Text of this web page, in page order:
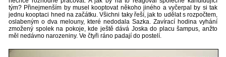
tým? Přinejmenším by musel kooptovat někoho jiného a vyčerpal by si tak
jednu kooptaci hned na začátku. Všichni taky řeší, jak to udělat s rozpočtem,
oslabeným o dva melouny, které nedodala Sazka. Zavírací hodina vyhání
zmožený spolek na pokoje, kde ještě dává Joska do placu šampus, anžto
měl nedávno narozeniny. Ve čtyři ráno padají do postelí.